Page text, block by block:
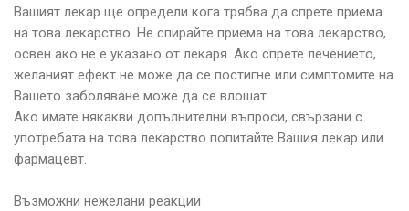
Вашият лекар ще определи кога трябва да спрете приема
на това лекарство. Не спирайте приема на това лекарство,
освен ако не е указано от лекаря. Ако спрете лечението,
желаният ефект не може да се постигне или симптомите на
Вашето заболяване може да се влошат.
Ако имате някакви допълнителни въпроси, свързани с
употребата на това лекарство попитайте Вашия лекар или
фармацевт.
Възможни нежелани реакции